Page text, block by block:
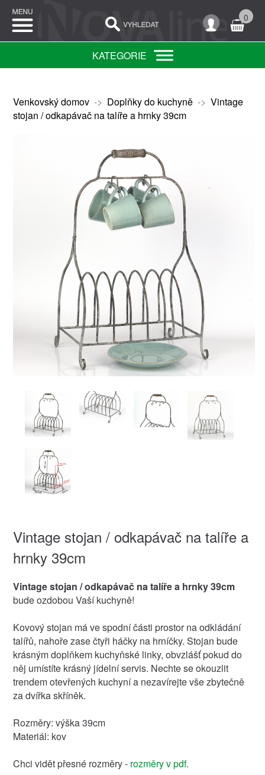
0
KATEGORIE
Venkovský domov-> Doplňky do kuchyně-> Vintage
stojan / odkapávač na talíře a hrnky 39cm
Vintage stojan / odkapávač na talíře a
hrnky 39cm
Vintage stojan / odkapávač na talíře a hrnky 39cm
bude ozdobou Vaší kuchyně!
Kovový stojan má ve spodní části prostor na odkládání
talířů, nahoře zase čtyři háčky na hrníčky. Stojan bude
krásným doplňkem kuchyňské linky, obvzlášť pokud do
něj umístíte krásný jídelní servis. Nechte se okouzlit
trendem otevřených kuchyní a nezavírejte vše zbytečně
za dvířka skříněk.
Rozměry: výška 39cm
Materiál: kov
Chci vidět přesné rozměry - rozměry v pdf.